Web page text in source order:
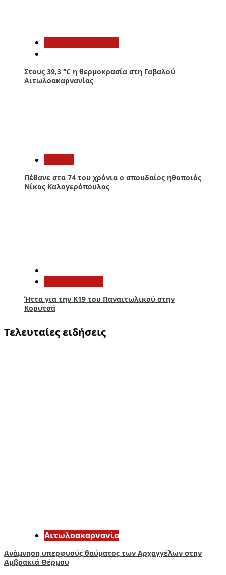
Στους 39,3 °C η θερμοκρασία στη Γαβαλού
Αιτωλοακαρνανίας
Πέθανε στα 74 του χρόνια ο σπουδαίος ηθοποιός
Νίκος Καλογερόπουλος
Ήττα για την Κ19 του Παναιτωλικού στην
Κορυτσά
Τελευταίες ειδήσεις
Αιτωλοακαρνανία
Ανάμνηση υπερφυούς θαύματος των Αρχαγγέλων στην
Αμβρακιά Θέρμου